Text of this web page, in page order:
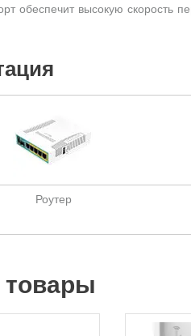
обеспечит высокую скорость
Роутер